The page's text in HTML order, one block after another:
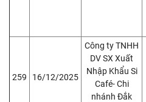
259 16/12/2025
Công ty TNHH
DV SX Xuất
Nhập Khẩu Si
Café- Chi
nhánh Đắk